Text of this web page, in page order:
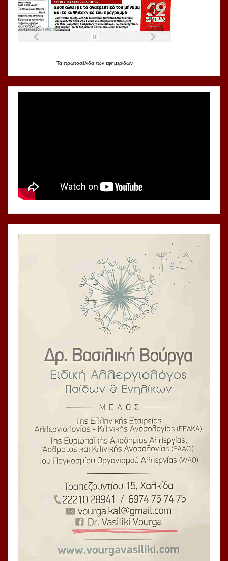
Τα πρωτοσέλιδα των εφημερίδων